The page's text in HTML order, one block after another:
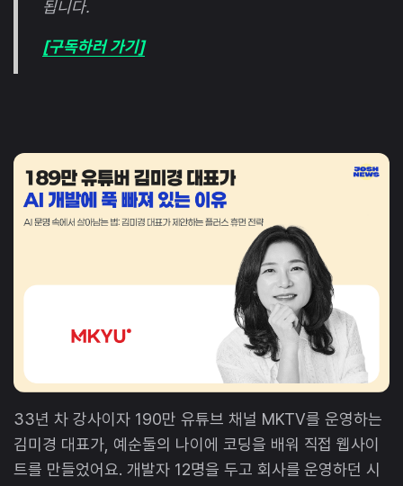
됩니다.
[구독하러 가기]
33년 차 강사이자 190만 유튜브 채널 MKTV를 운영하는
김미경 대표가, 예순둘의 나이에 코딩을 배워 직접 웹사이
트를 만들었어요. 개발자 12명을 두고 회사를 운영하던 시